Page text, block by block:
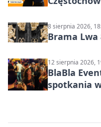
8 sierpnia 2026,
Brama Lwa
12 sierpnia 2026,
BlaBla
spotkania